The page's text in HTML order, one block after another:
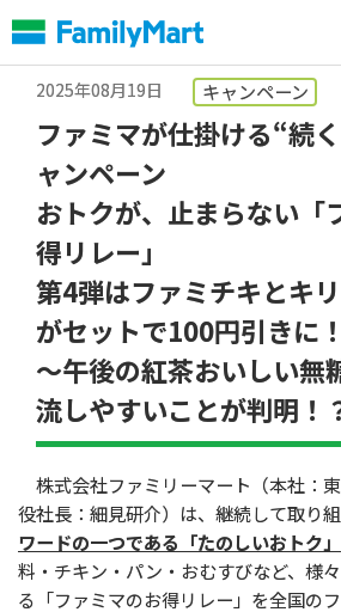
文
へ
2025年08月19日
キャンペーン
ファミマが仕掛ける“続
ャンペーン
おトクが、止まらない「
得リレー」
第4弾はファミチキとキ
がセットで100円引きに！
～午後の紅茶おいしい無
流しやすいことが判明！
株式会社ファミリーマート（本社：
役社長：細見研介）は、継続して取り
ワードの一つである「たのしいおトク」
料・チキン・パン・おむすびなど、様
る「ファミマのお得リレー」を全国の